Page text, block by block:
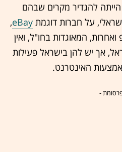
להגדיר מקרים שבהם
על חברות דוגמת eBay
,
המאוגדות בחו"ל, ואין
אך יש להן בישראל פעילות
האינטרנט.
-